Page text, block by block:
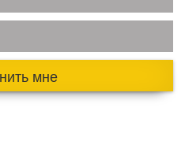
мне